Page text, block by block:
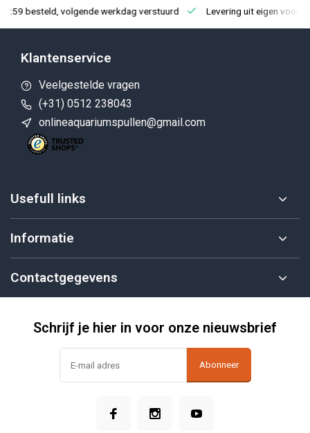
besteld, volgende werkdag verstuurd Levering uit eigen
Klantenservice
Veelgestelde vragen
(+31) 0512 238043
onlineaquariumspullen@gmail.com
Usefull links
Informatie
Contactgegevens
Schrijf je hier in voor onze nieuwsbrief
Abonneer